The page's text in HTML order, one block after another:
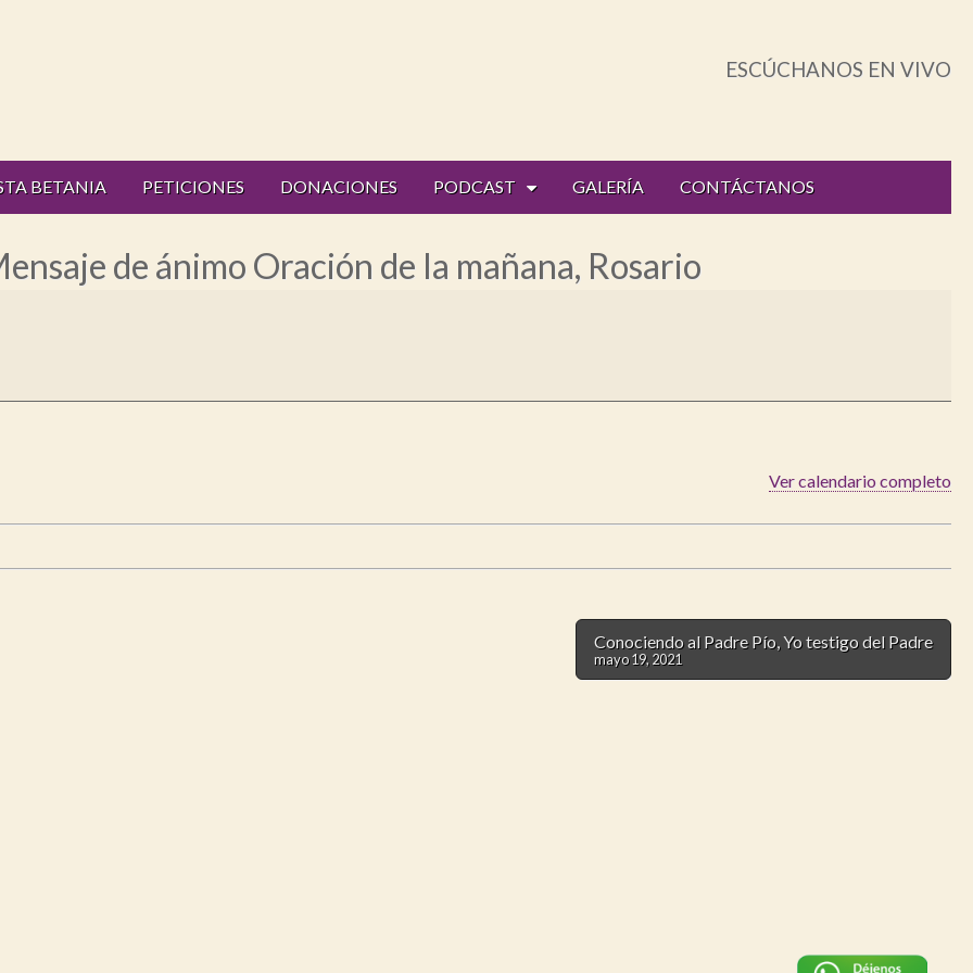
ESCÚCHANOS EN VIVO
BETANIA PETICIONES DONACIONES PODCAST GALERÍA CONTÁCTANOS
de ánimo Oración de la mañana, Rosario
Ver calendario completo
Conociendo al Padre Pío, Yo testigo del Padre
mayo 19, 2021